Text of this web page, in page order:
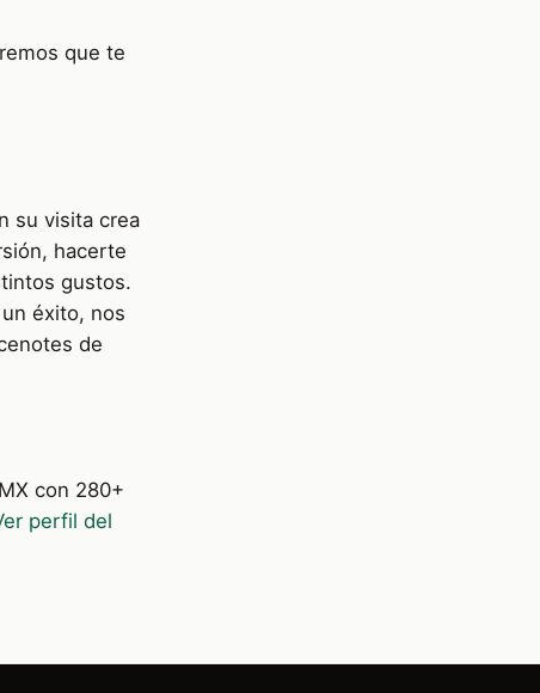
que te
su visita crea
hacerte
gustos.
éxito, nos
de
con 280+
perfil del